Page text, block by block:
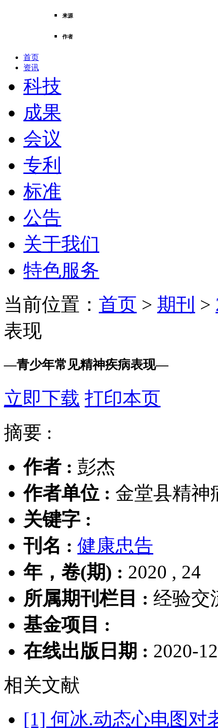
来源
作者
首页
资讯
科技
成果
会议
专利
标准
公告
关于我们
特色服务
当前位置： 首页 > 期刊 >
表现
—青少年常见精神疾病表现—
立即下载 打印本页
摘要 :
作者 : 彭杰
作者单位 : 金堂县精神
关键字 :
刊名 : 健康忠告
年，卷(期) : 2020 , 24
所属期刊栏目 : 经验交
基金项目 :
在线出版日期 : 2020-
相关文献
[1] 何冰.动态心电图对